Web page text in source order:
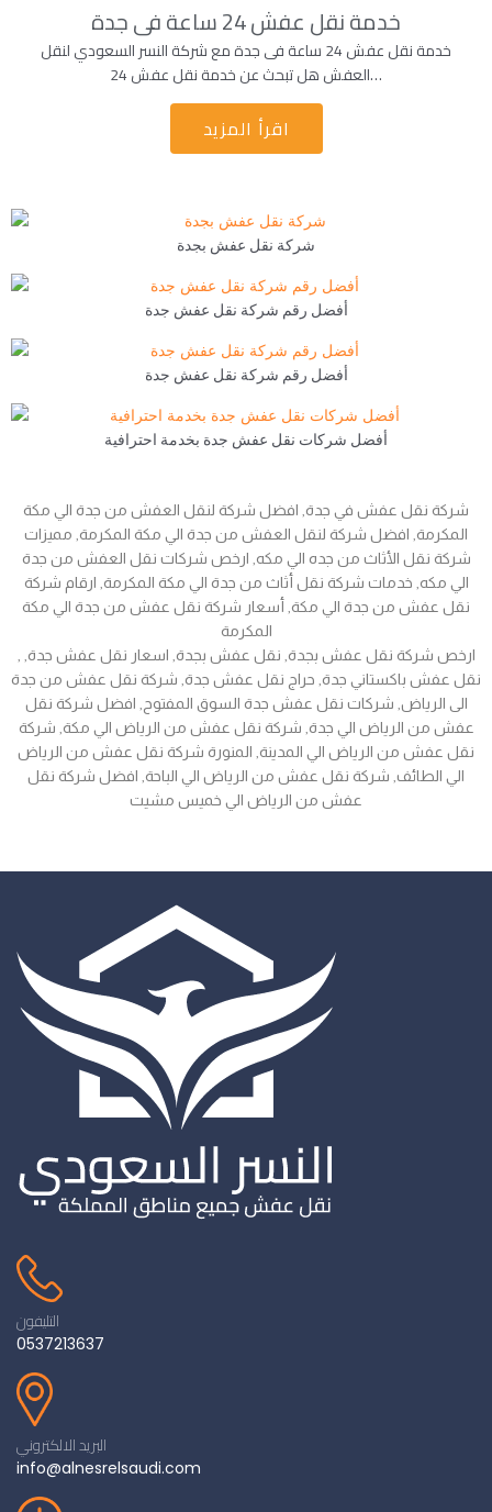
خدمة نقل عفش 24 ساعة فى جدة
خدمة نقل عفش 24 ساعة فى جدة مع شركة النسر السعودي لنقل
العفش هل تبحث عن خدمة نقل عفش 24…
اقرأ المزيد
شركة نقل عفش بجدة
أفضل رقم شركة نقل عفش جدة
أفضل رقم شركة نقل عفش جدة
أفضل شركات نقل عفش جدة بخدمة احترافية
شركة نقل عفش في جدة, افضل شركة لنقل العفش من جدة الي مكة
المكرمة, افضل شركة لنقل العفش من جدة الي مكة المكرمة, مميزات
شركة نقل الأثاث من جده الي مكه, ارخص شركات نقل العفش من جدة
الي مكه, خدمات شركة نقل أثاث من جدة الي مكة المكرمة, ارقام شركة
نقل عفش من جدة الي مكة, أسعار شركة نقل عفش من جدة الي مكة
المكرمة
نقل عفش باكستاني جدة, حراج نقل عفش جدة, شركة نقل عفش من جدة
الى الرياض, شركات نقل عفش جدة السوق المفتوح, افضل شركة نقل
عفش من الرياض الي جدة, شركة نقل عفش من الرياض الي مكة, شركة
نقل عفش من الرياض الي المدينة, المنورة شركة نقل عفش من الرياض
الي الطائف, شركة نقل عفش من الرياض الي الباحة, افضل شركة نقل
عفش من الرياض الي خميس مشيت
التليفون
0537213637
البريد الالكتروني
info@alnesrelsaudi.com